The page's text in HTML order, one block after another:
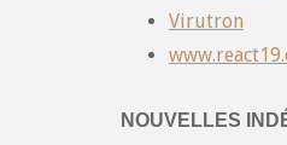
Virutron
NOUVELLES